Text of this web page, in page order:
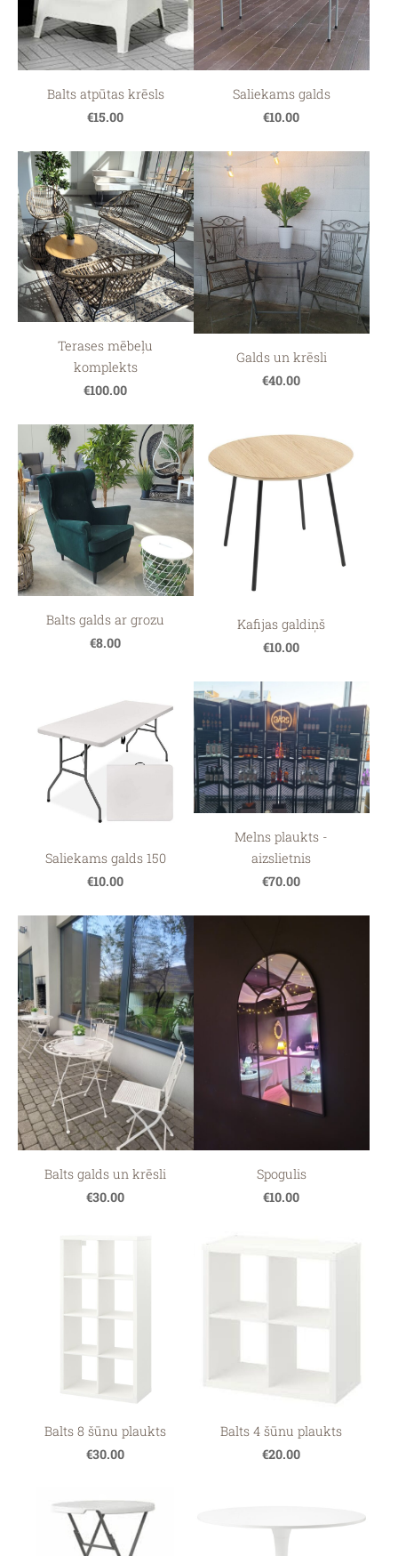
Balts atpūtas krēsls
€15.00
Saliekams galds
€10.00
Terases mēbeļu
komplekts
€100.00
Galds un krēsli
€40.00
Balts galds ar grozu
€8.00
Kafijas galdiņš
€10.00
Saliekams galds 150
€10.00
Melns plaukts -
aizslietnis
€70.00
Balts galds un krēsli
€30.00
Spogulis
€10.00
Balts 8 šūnu plaukts
€30.00
Balts 4 šūnu plaukts
€20.00